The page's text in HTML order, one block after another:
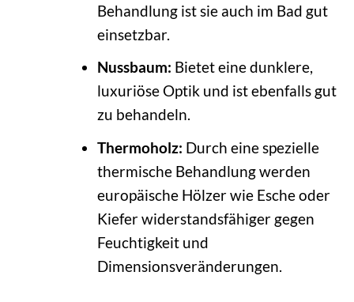
Behandlung ist sie auch im Bad gut
einsetzbar.
Nussbaum: Bietet eine dunklere,
luxuriöse Optik und ist ebenfalls gut
zu behandeln.
Thermoholz: Durch eine spezielle
thermische Behandlung werden
europäische Hölzer wie Esche oder
Kiefer widerstandsfähiger gegen
Feuchtigkeit und
Dimensionsveränderungen.